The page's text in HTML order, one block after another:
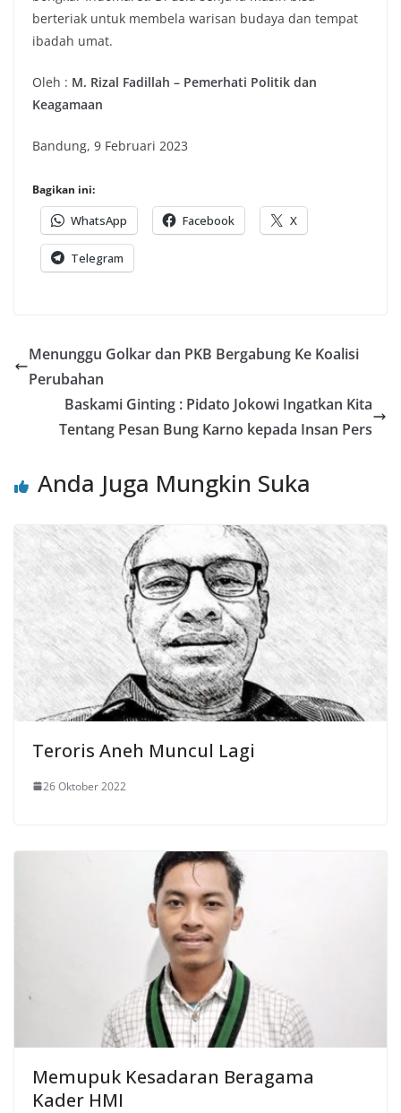
berteriak untuk membela warisan budaya dan tempat
ibadah umat.
Oleh : M. Rizal Fadillah – Pemerhati Politik dan
Keagamaan
Bandung, 9 Februari 2023
Bagikan ini:
WhatsApp Facebook X
Telegram
Menunggu Golkar dan PKB Bergabung Ke Koalisi
Perubahan
Baskami Ginting : Pidato Jokowi Ingatkan Kita
Tentang Pesan Bung Karno kepada Insan Pers
Anda Juga Mungkin Suka
Teroris Aneh Muncul Lagi
26 Oktober 2022
Memupuk Kesadaran Beragama
Kader HMI